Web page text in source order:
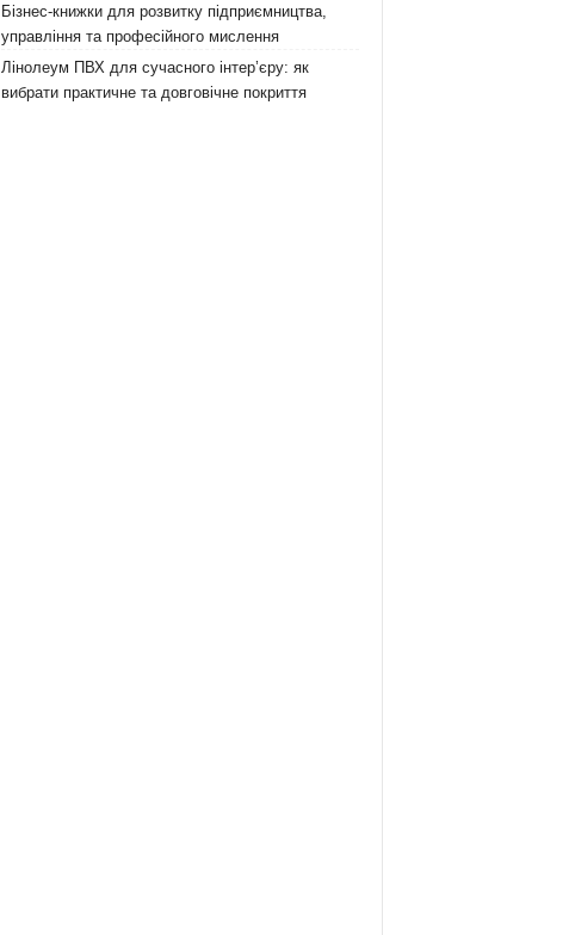
Бізнес-книжки для розвитку підприємництва,
управління та професійного мислення
Лінолеум ПВХ для сучасного інтер’єру: як
вибрати практичне та довговічне покриття